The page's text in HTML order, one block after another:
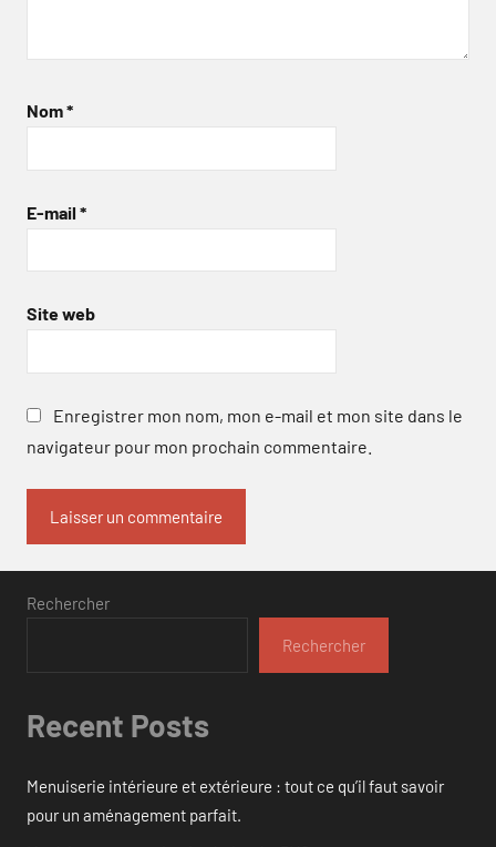
Nom*
E-mail *
Site web
Enregistrer mon nom, mon e-mail et mon site dans le
navigateur pour mon prochain commentaire.
Rechercher
Rechercher
Recent Posts
Menuiserie intérieure et extérieure : tout ce qu’il faut savoir
pour un aménagement parfait.